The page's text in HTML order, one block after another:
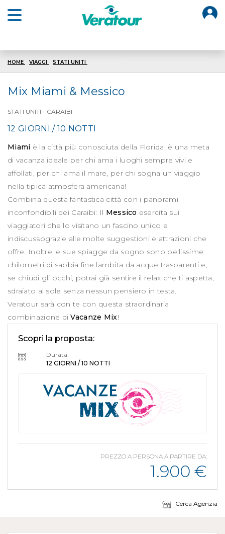
HOME VIAGGI STATI UNITI
Mix Miami & Messico
STATI UNITI - CARAIBI
12 GIORNI / 10 NOTTI
Miami è la città più conosciuta della Florida, è una meta
di vacanza ideale per chi ama i luoghi sempre vivi e
affollati, per chi ama il mare, per chi sogna un viaggio
nella tipica atmosfera americana!
Combina questa fantastica città con i panorami
inconfondibili dei Caraibi: Il Messico esercita sui
viaggiatori che lo visitano un fascino unico e
indiscussograzie alle molte suggestioni e attrazioni che
offre. Inoltre le sue spiagge da sogno sono bellissime:
chilometri di sabbia fine lambita da acque trasparenti e,
se chiudi gli occhi, potrai già sentire il relax che ti aspetta,
sdraiato al sole senza nessun pensiero in testa.
Veratour sarà con te con questa straordinaria
combinazione diVacanze Mix!
Scopri la proposta:
Durata:
12 GIORNI / 10 NOTTI
PREZZO A PERSONA A PARTIRE DA:
1.900 €
Cerca Agenzia